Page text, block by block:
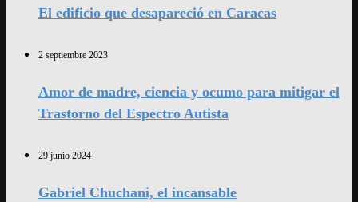
El edificio que desapareció en Caracas
2 septiembre 2023
Amor de madre, ciencia y ocumo para mitigar el
Trastorno del Espectro Autista
29 junio 2024
Gabriel Chuchani, el incansable